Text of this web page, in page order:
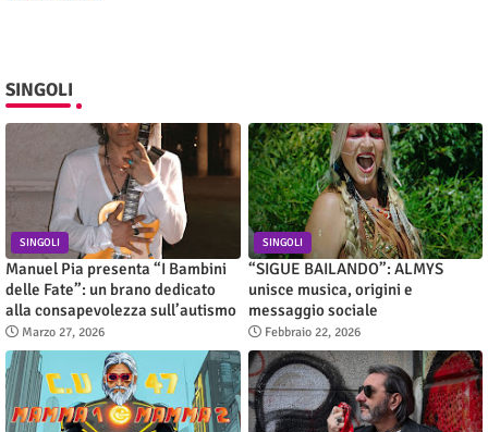
SINGOLI
SINGOLI
Manuel Pia presenta “I Bambini
delle Fate”: un brano dedicato
alla consapevolezza sull’autismo
Marzo 27, 2026
SINGOLI
“SIGUE BAILANDO”: ALMYS
unisce musica, origini e
messaggio sociale
Febbraio 22, 2026